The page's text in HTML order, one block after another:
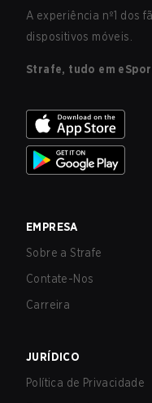
A experiência nº1 dos
dispositivos móveis.
Strafe, tudo em
EMPRESA
Sobre a Strafe
Contate-Nos
Carreira
JURÍDICO
Política de Privacidade